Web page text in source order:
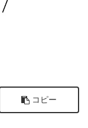
コピー